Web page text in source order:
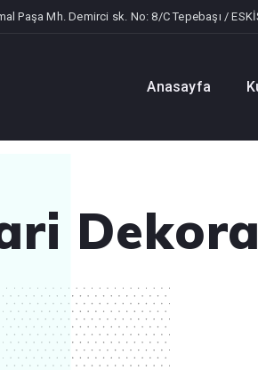
Paşa Mh. Demirci sk. No: 8/C Tepebaşı /
Anasayfa